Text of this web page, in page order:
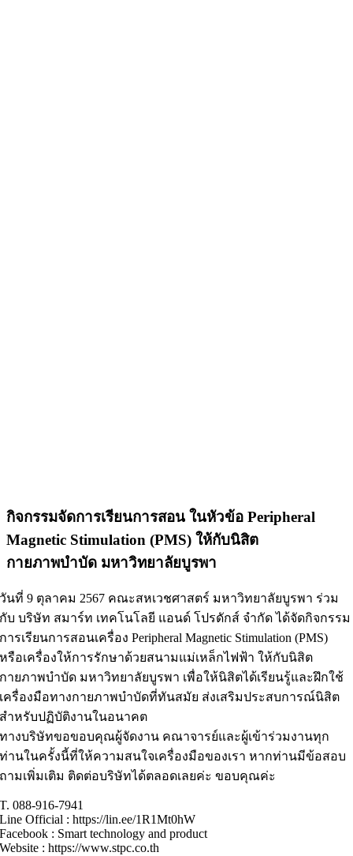
กิจกรรมจัดการเรียนการสอน ในหัวข้อ Peripheral
Magnetic Stimulation (PMS) ให้กับนิสิต
กายภาพบำบัด มหาวิทยาลัยบูรพา
วันที่ 9 ตุลาคม 2567 คณะสหเวชศาสตร์ มหาวิทยาลัยบูรพา ร่วม
กับ บริษัท สมาร์ท เทคโนโลยี แอนด์ โปรดักส์ จำกัด ได้จัดกิจกรรม
การเรียนการสอนเครื่อง Peripheral Magnetic Stimulation (PMS)
หรือเครื่องให้การรักษาด้วยสนามแม่เหล็กไฟฟ้า ให้กับนิสิต
กายภาพบำบัด มหาวิทยาลัยบูรพา เพื่อให้นิสิตได้เรียนรู้และฝึกใช้
เครื่องมือทางกายภาพบำบัดที่ทันสมัย ส่งเสริมประสบการณ์นิสิต
สำหรับปฏิบัติงานในอนาคต
ทางบริษัทขอขอบคุณผู้จัดงาน คณาจารย์และผู้เข้าร่วมงานทุก
ท่านในครั้งนี้ที่ให้ความสนใจเครื่องมือของเรา หากท่านมีข้อสอบ
ถามเพิ่มเติม ติดต่อบริษัทได้ตลอดเลยค่ะ ขอบคุณค่ะ
T. 088-916-7941
Line Official : https://lin.ee/1R1Mt0hW
Facebook : Smart technology and product
Website : https://www.stpc.co.th